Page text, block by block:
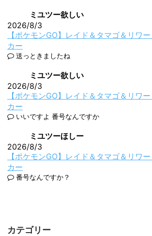
ミユツー欲しい
2026/8/3
【ポケモンGO】レイド＆タマゴ＆リワ
カー
送っときましたね
ミユツー欲しい
2026/8/3
【ポケモンGO】レイド＆タマゴ＆リワ
カー
いいですよ 番号なんですか
ミユツーほしー
2026/8/3
【ポケモンGO】レイド＆タマゴ＆リワ
カー
番号なんですか？
カテゴリー